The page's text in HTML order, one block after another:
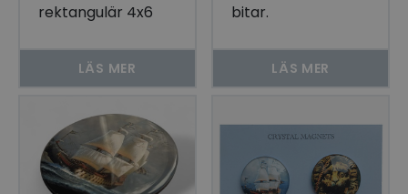
rektangulär 4x6
LÄS MER
bitar.
LÄS MER